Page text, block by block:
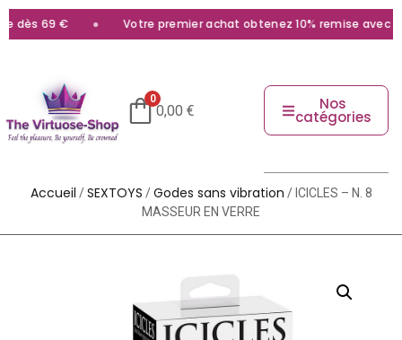
69 € Votre premier achat obtenez 10% remise avec le
0
0,00 € Nos
catégories
Accueil /SEXTOYS /Godes sans vibration / ICICLES – N. 8
MASSEUR EN VERRE